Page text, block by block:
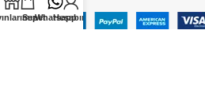
SepetWhatsapp
Hesabım